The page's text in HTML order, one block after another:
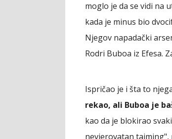
moglo je da se vidi na
kada je minus bio
Njegov napadački
Rodri Buboa iz Efesa.
Ispričao je i šta to
rekao, ali Buboa je
kao da je blokirao
nevjerovatan tajming",